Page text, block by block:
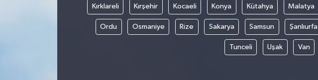
Kırklareli Kırşehir Kocaeli Konya Kütahya Malatya
Ordu Osmaniye Rize Sakarya Samsun Şanlıurfa
Tunceli Uşak Van